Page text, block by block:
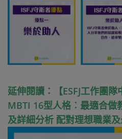
延伸閱讀：【ESFJ工作團隊
MBTI 16型人格︰最適合做
及詳細分析 配對理想職業